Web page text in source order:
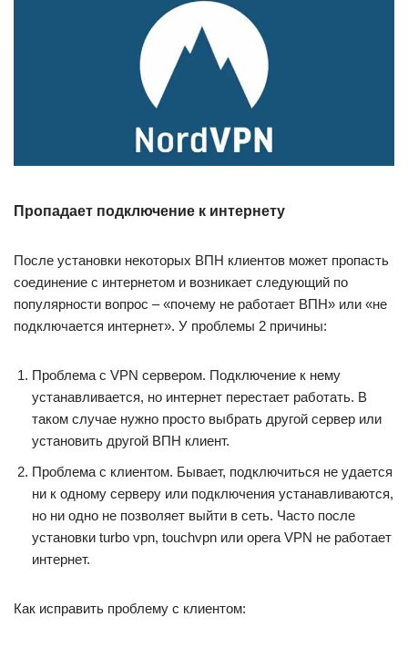
Пропадает подключение к интернету
После установки некоторых ВПН клиентов может пропасть
соединение с интернетом и возникает следующий по
популярности вопрос – «почему не работает ВПН» или «не
подключается интернет». У проблемы 2 причины:
Проблема с VPN сервером. Подключение к нему
устанавливается, но интернет перестает работать. В
таком случае нужно просто выбрать другой сервер или
установить другой ВПН клиент.
Проблема с клиентом. Бывает, подключиться не удается
ни к одному серверу или подключения устанавливаются,
но ни одно не позволяет выйти в сеть. Часто после
установки turbo vpn, touchvpn или opera VPN не работает
интернет.
Как исправить проблему с клиентом: